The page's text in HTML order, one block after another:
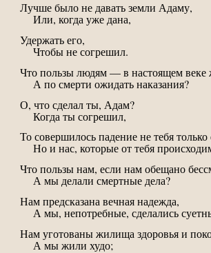
Лучше было не давать земли Адаму,
Или, когда уже дана,
Удержать его,
Чтобы не согрешил.
Что пользы людям — в настоящем веке
А по смерти ожидать наказания?
О, что сделал ты, Адам?
Когда ты согрешил,
То совершилось падение не тебя только
Но и нас, которые от тебя
Что пользы нам, если нам обещано
А мы делали смертные дела?
Нам предсказана вечная надежда,
А мы, непотребные, сделались
Нам уготованы жилища здоровья и
А мы жили худо;